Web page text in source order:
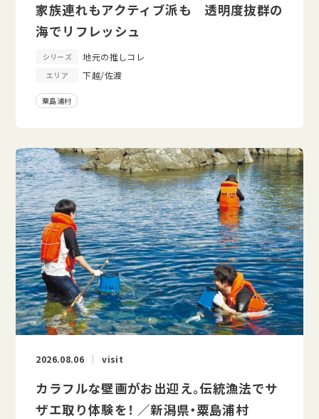
家族連れもアクティブ派も 透明度抜群の
海でリフレッシュ
シリーズ 地元の推しコレ
エリア 下越/佐渡
粟島浦村
2026.08.06 visit
カラフルな壁画がお出迎え。伝統漁法でサ
ザエ取り体験を！ ／新潟県・粟島浦村